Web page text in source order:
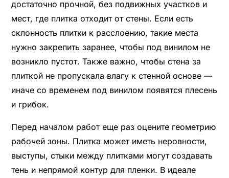
достаточно прочной, без подвижных участков и
мест, где плитка отходит от стены. Если есть
склонность плитки к расслоению, такие места
нужно закрепить заранее, чтобы под винилом не
возникло пустот. Также важно, чтобы стена за
плиткой не пропускала влагу к стенной основе —
иначе со временем под винилом появятся плесень
и грибок.
Перед началом работ еще раз оцените геометрию
рабочей зоны. Плитка может иметь неровности,
выступы, стыки между плитками могут создавать
тень и непрямой контур для пленки. В идеале